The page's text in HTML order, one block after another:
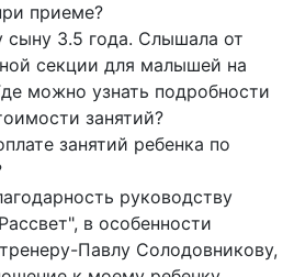
приеме?
3.5 года. Слышала от
секции для малышей на
можно узнать подробности
занятий?
занятий ребенка по
руководству
в особенности
Павлу Солодовникову,